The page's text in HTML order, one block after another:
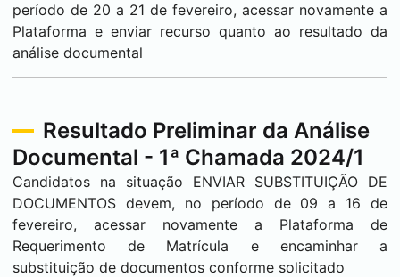
período de 20 a 21 de fevereiro, acessar novamente a
Plataforma e enviar recurso quanto ao resultado da
análise documental
Resultado Preliminar da Análise
Documental - 1ª Chamada 2024/1
Candidatos na situação ENVIAR SUBSTITUIÇÃO DE
DOCUMENTOS devem, no período de 09 a 16 de
fevereiro, acessar novamente a Plataforma de
Requerimento de Matrícula e encaminhar a
substituição de documentos conforme solicitado